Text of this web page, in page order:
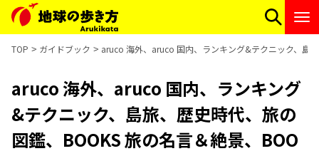
TOP ガイドブック aruco 海外、aruco 国内、ランキング&テクニック、島
aruco 海外、aruco 国内、ランキング
&テクニック、島旅、歴史時代、旅の
図鑑、BOOKS 旅の名言＆絶景、BOO